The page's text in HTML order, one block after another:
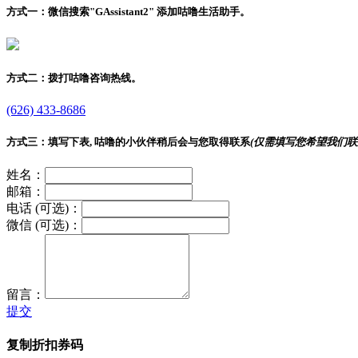
方式一： 微信搜索"GAssistant2" 添加咕噜生活助手。
方式二： 拨打咕噜咨询热线。
(626) 433-8686
方式三： 填写下表, 咕噜的小伙伴稍后会与您取得联系(仅需填写您希望我们
姓名：
邮箱：
电话 (可选)：
微信 (可选)：
留言：
提交
复制折扣券码